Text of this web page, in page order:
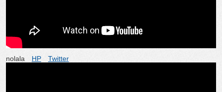
nolala HP Twitter